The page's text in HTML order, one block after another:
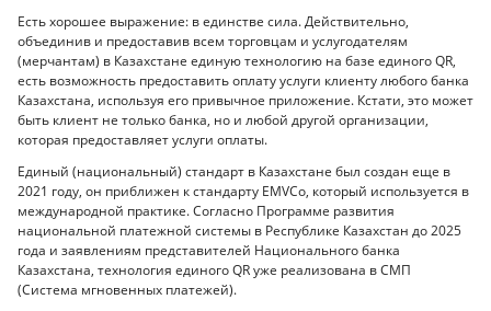
Есть хорошее выражение: в единстве сила. Действительно,
объединив и предоставив всем торговцам и услугодателям
(мерчантам) в Казахстане единую технологию на базе единого QR,
есть возможность предоставить оплату услуги клиенту любого банка
Казахстана, используя его привычное приложение. Кстати, это может
быть клиент не только банка, но и любой другой организации,
которая предоставляет услуги оплаты.
Единый (национальный) стандарт в Казахстане был создан еще в
2021 году, он приближен к стандарту EMVCo, который используется в
международной практике. Согласно Программе развития
национальной платежной системы в Республике Казахстан до 2025
года и заявлениям представителей Национального банка
Казахстана, технология единого QR уже реализована в СМП
(Система мгновенных платежей).